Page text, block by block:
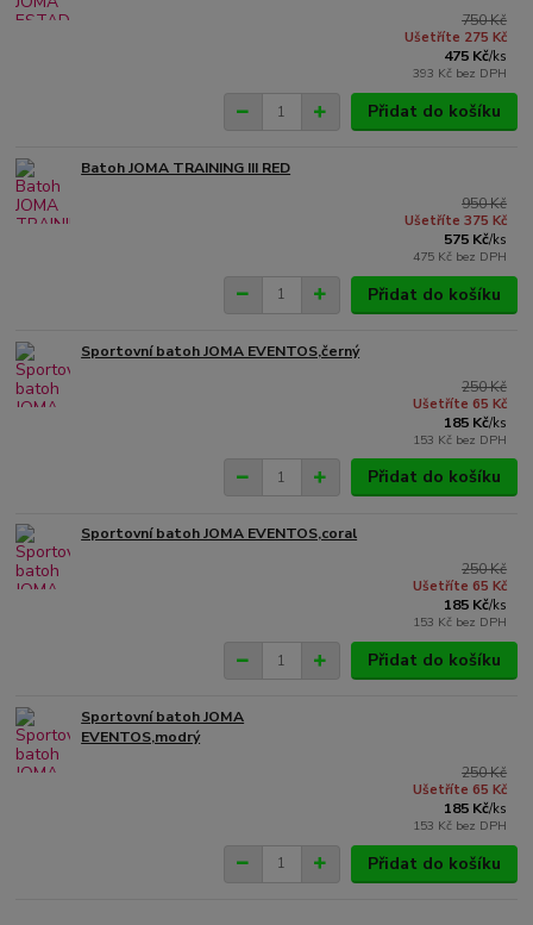
750 Kč
Ušetříte 275 Kč
475 Kč/ks
393 Kč bez DPH
Přidat do košíku
Batoh JOMA TRAINING III RED
950 Kč
Ušetříte 375 Kč
575 Kč/ks
475 Kč bez DPH
Přidat do košíku
Sportovní batoh JOMA EVENTOS,černý
250 Kč
Ušetříte 65 Kč
185 Kč/ks
153 Kč bez DPH
Přidat do košíku
Sportovní batoh JOMA EVENTOS,coral
250 Kč
Ušetříte 65 Kč
185 Kč/ks
153 Kč bez DPH
Přidat do košíku
Sportovní batoh JOMA
EVENTOS,modrý
250 Kč
Ušetříte 65 Kč
185 Kč/ks
153 Kč bez DPH
Přidat do košíku